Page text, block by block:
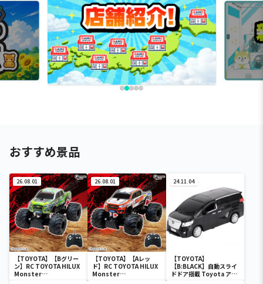
おすすめ景品
26.08.01
【TOYOTA】【Bグリー
ン】RC TOYOTA HILUX
Monster
26.08.01
【TOYOTA】【Aレッ
ド】RC TOYOTA HILUX
Monster
24.11.04
【TOYOTA】
【B:BLACK】自動スライ
ドドア搭載 Toyota アル